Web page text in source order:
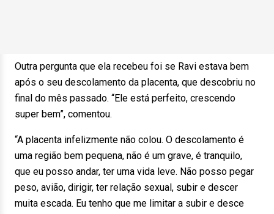
Outra pergunta que ela recebeu foi se Ravi estava bem
após o seu descolamento da placenta, que descobriu no
final do mês passado. “Ele está perfeito, crescendo
super bem”, comentou.
“A placenta infelizmente não colou. O descolamento é
uma região bem pequena, não é um grave, é tranquilo,
que eu posso andar, ter uma vida leve. Não posso pegar
peso, avião, dirigir, ter relação sexual, subir e descer
muita escada. Eu tenho que me limitar a subir e desce